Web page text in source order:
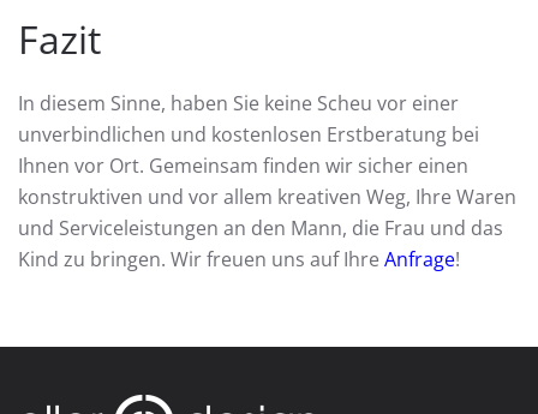
Fazit
In diesem Sinne, haben Sie keine Scheu vor einer
unverbindlichen und kostenlosen Erstberatung bei
Ihnen vor Ort. Gemeinsam finden wir sicher einen
konstruktiven und vor allem kreativen Weg, Ihre Waren
und Serviceleistungen an den Mann, die Frau und das
Kind zu bringen. Wir freuen uns auf Ihre Anfrage!